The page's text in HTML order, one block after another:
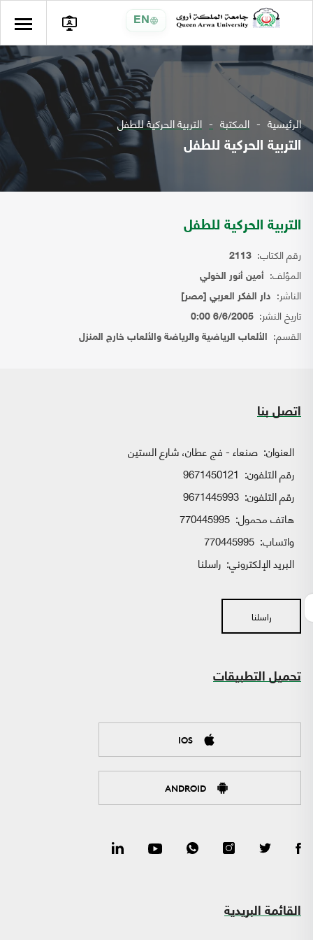
EN
الرئيسية المكتبة التربية الحركية للطفل
التربية الحركية للطفل
التربية الحركية للطفل
رقم الكتاب: 2113
المؤلف: أمين أنور الخولي
الناشر: دار الفكر العربي [مصر]
تاريخ النشر: 6/6/2005 0:00
القسم: الألعاب الرياضية والرياضة والألعاب خارج المنزل
اتصل بنا
العنوان: صنعاء - فج عطان، شارع الستين
رقم التلفون: 9671450121
رقم التلفون: 9671445993
هاتف محمول: 770445995
واتساب:
البريد الإلكتروني: راسلنا
راسلنا
تحميل التطبيقات
IOS
ANDROID
القائمة البريدية